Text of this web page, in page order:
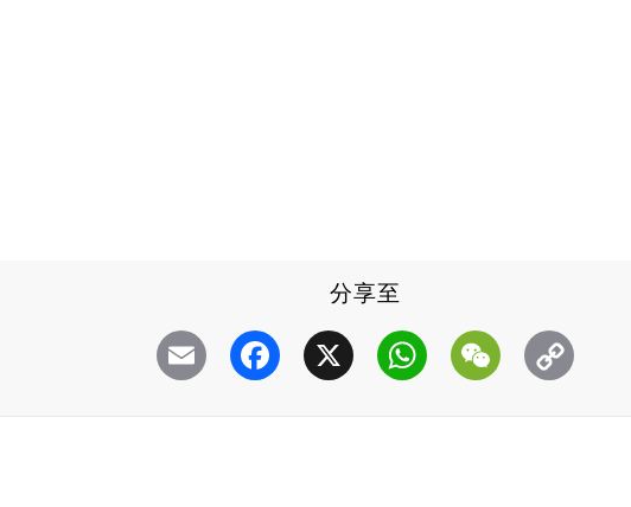
分享至
Email Facebook
X WhatsAppWeChat